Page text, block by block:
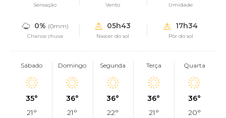
Sensação Vento Umidade
0% (0mm)
Chance chuva
05h43
Nascer do sol
17h34
Pôr do sol
Sábado
35°
21°
Domingo
36°
21°
Segunda
36°
22°
Terça
36°
21°
Quarta
36°
20°